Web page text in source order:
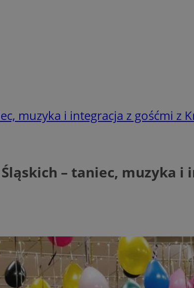
muzyka i integracja z gośćmi z
– taniec, muzyka